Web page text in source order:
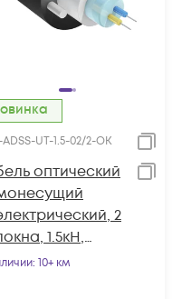
Новинка
UT-1.5-02/2-OK
оптический
2
1.5кН,
2км.
: 10+ км